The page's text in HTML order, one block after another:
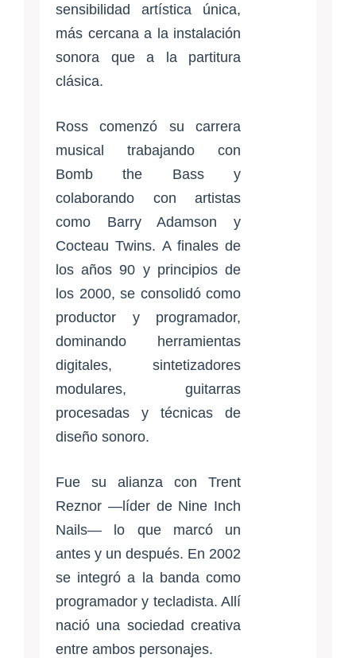
sensibilidad artística única,
más cercana a la instalación
sonora que a la partitura
clásica.
Ross comenzó su carrera
musical trabajando con
Bomb the Bass y
colaborando con artistas
como Barry Adamson y
Cocteau Twins. A finales de
los años 90 y principios de
los 2000, se consolidó como
productor y programador,
dominando herramientas
digitales, sintetizadores
modulares, guitarras
procesadas y técnicas de
diseño sonoro.
Fue su alianza con Trent
Reznor —líder de Nine Inch
Nails— lo que marcó un
antes y un después. En 2002
se integró a la banda como
programador y tecladista. Allí
nació una sociedad creativa
entre ambos personajes.